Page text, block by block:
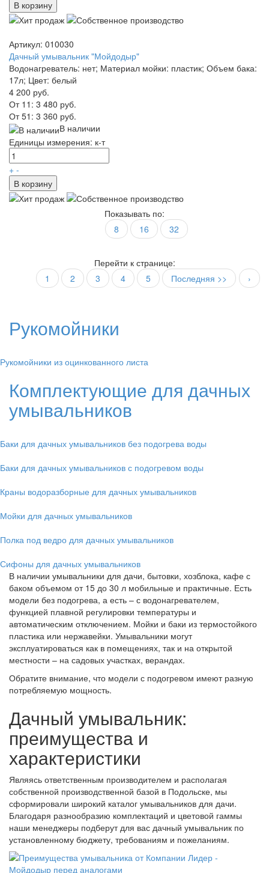
В корзину
Артикул: 010030
Дачный умывальник "Мойдодыр"
Водонагреватель: нет; Материал мойки: пластик; Объем бака:
17л; Цвет: белый
4 200 руб.
От 11: 3 480 руб.
От 51: 3 360 руб.
В наличии
Единицы измерения: к-т
+ -
В корзину
Показывать по:
8
16 32
Перейти к странице:
1
2 3 4 5 ›
Последняя >>
Рукомойники
Рукомойники из оцинкованного листа
Комплектующие для дачных
умывальников
Баки для дачных умывальников без подогрева воды
Баки для дачных умывальников с подогревом воды
Краны водоразборные для дачных умывальников
Мойки для дачных умывальников
Полка под ведро для дачных умывальников
Сифоны для дачных умывальников
В наличии умывальники для дачи, бытовки, хозблока, кафе с
баком объемом от 15 до 30 л мобильные и практичные. Есть
модели без подогрева, а есть – с водонагревателем,
функцией плавной регулировки температуры и
автоматическим отключением. Мойки и баки из термостойкого
пластика или нержавейки. Умывальники могут
эксплуатироваться как в помещениях, так и на открытой
местности – на садовых участках, верандах.
Обратите внимание, что модели с подогревом имеют разную
потребляемую мощность.
Дачный умывальник:
преимущества и
характеристики
Являясь ответственным производителем и располагая
собственной производственной базой в Подольске, мы
сформировали широкий каталог умывальников для дачи.
Благодаря разнообразию комплектаций и цветовой гаммы
наши менеджеры подберут для вас дачный умывальник по
установленному бюджету, требованиям и пожеланиям.